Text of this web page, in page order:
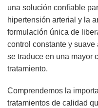
una solución confiable
hipertensión arterial y la
formulación única de
control constante y
se traduce en una mayor
tratamiento.
Comprendemos la
tratamientos de calidad